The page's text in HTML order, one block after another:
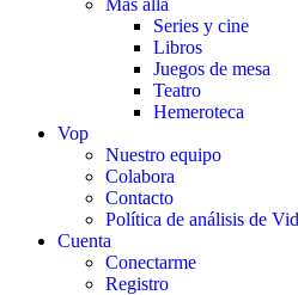
Más allá
Series y cine
Libros
Juegos de mesa
Teatro
Hemeroteca
Vop
Nuestro equipo
Colabora
Contacto
Política de análisis de
Cuenta
Conectarme
Registro